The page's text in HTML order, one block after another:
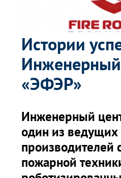
Истории
«ЭФЭР»
Инженерный
один из ведущих
производителей
пожарной